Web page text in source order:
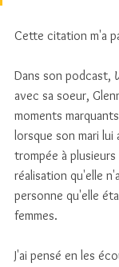
Cette citation m'a
Dans son podcast,
avec sa soeur,
moments
lorsque son mari lui
trompée à
réalisation qu'elle
personne qu'elle
femmes.
J'ai pensé en les